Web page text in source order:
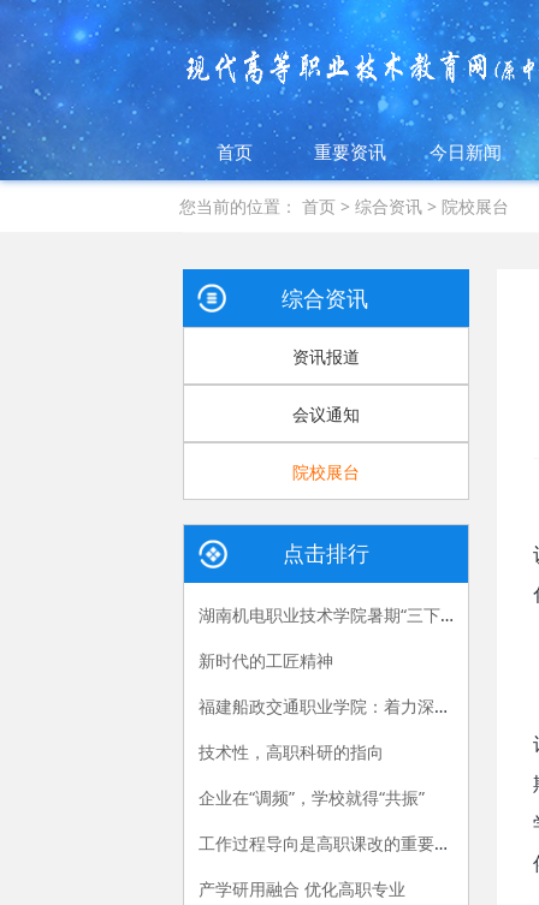
首页 重要资讯 今日新闻
您当前的位置：首页 >综合资讯 >院校展台
综合资讯
资讯报道
会议通知
院校展台
点击排行
湖南机电职业技术学院暑期“三下乡”：长大后，我就成了你
新时代的工匠精神
福建船政交通职业学院：着力深化产教融合，“六招”助推职教供给侧改革
技术性，高职科研的指向
企业在“调频”，学校就得“共振”
工作过程导向是高职课改的重要指导原则
产学研用融合 优化高职专业